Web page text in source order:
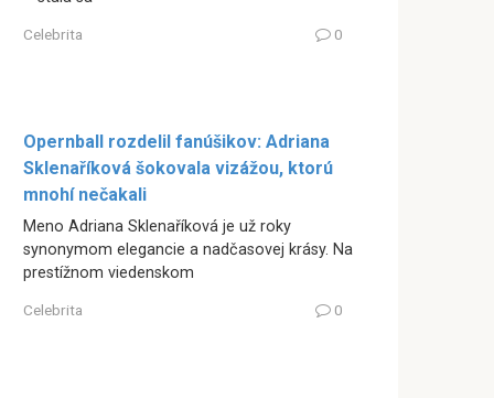
Celebrita 0
Opernball rozdelil fanúšikov: Adriana
Sklenaříková šokovala vizážou, ktorú
mnohí nečakali
Meno Adriana Sklenaříková je už roky
synonymom elegancie a nadčasovej krásy. Na
prestížnom viedenskom
Celebrita 0